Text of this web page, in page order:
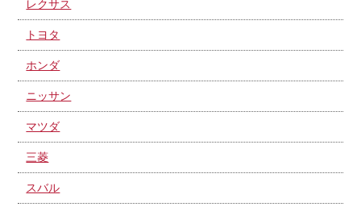
レクサス
トヨタ
ホンダ
ニッサン
マツダ
三菱
スバル